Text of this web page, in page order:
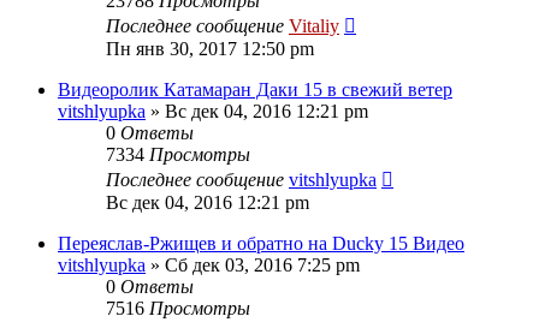
Последнее сообщение Vitaliy
Пн янв 30, 2017 12:50 pm
Видеоролик Катамаран Даки 15 в свежий ветер
vitshlyupka » Вс дек 04, 2016 12:21 pm
0 Ответы
7334 Просмотры
Последнее сообщение vitshlyupka
Вс дек 04, 2016 12:21 pm
Переяслав-Ржищев и обратно на Ducky 15 Видео
vitshlyupka » Сб дек 03, 2016 7:25 pm
0 Ответы
7516 Просмотры